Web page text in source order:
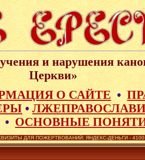
и нарушения
Церкви»
О САЙТЕ •
•
•ОСНОВНЫЕ
ДЛЯ ПОЖЕРТВОВАНИЙ: ЯНДЕКС-ДЕНЬГИ -